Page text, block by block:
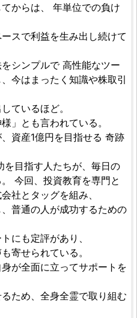
からは、 年単位での負け
スで利益を生み出し続けて
シンプルで 高性能なツー
今はまったく知識や株取引
ているほど。
」とも言われている。
資産1億円を目指せる 奇跡
目指す人たちが、毎日の
今回、投資教育を専門と
社とタッグを組み、
普通の人が成功するための
にも定評があり、
寄せられている。
が全面に立ってサポートを
ため、全身全霊で取り組む